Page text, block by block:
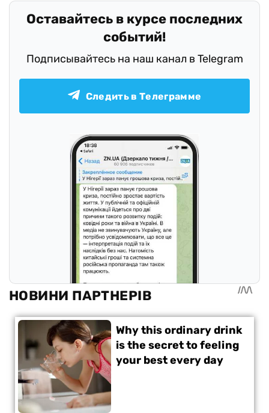
Оставайтесь в курсе последних
событий!
Подписывайтесь на наш канал в Telegram
Следить в Телеграмме